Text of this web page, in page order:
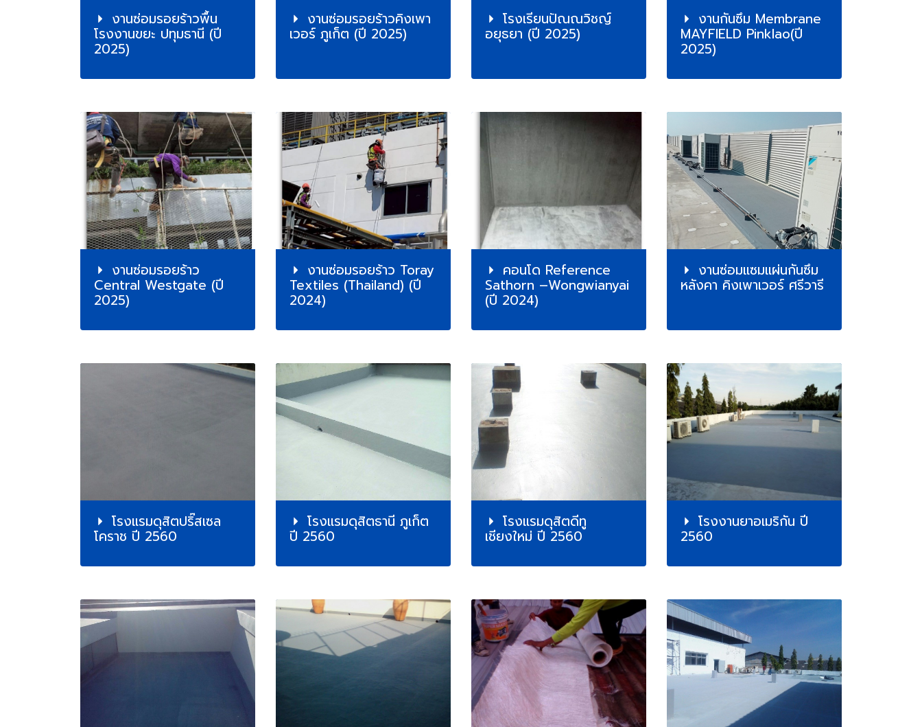
งานซ่อมรอยร้าวพื้น
โรงงานขยะ ปทุมธานี (ปี
2025)
งานซ่อมรอยร้าวคิงเพา
เวอร์ ภูเก็ต (ปี 2025)
โรงเรียนปัณณวิชญ์
อยุธยา (ปี 2025)
งานกันซึม Membrane
MAYFIELD Pinklao(ปี
2025)
งานซ่อมรอยร้าว
Central Westgate (ปี
2025)
งานซ่อมรอยร้าว Toray
Textiles (Thailand) (ปี
2024)
คอนโด Reference
Sathorn –Wongwianyai
(ปี 2024)
งานซ่อมแซมแผ่นกันซึม
หลังคา คิงเพาเวอร์ ศรีวารี
โรงแรมดุสิตปริ๊สเซล
โคราช ปี 2560
โรงแรมดุสิตธานี ภูเก็ต
ปี 2560
โรงแรมดุสิตดีทู
เชียงใหม่ ปี 2560
โรงงานยาอเมริกัน ปี
2560